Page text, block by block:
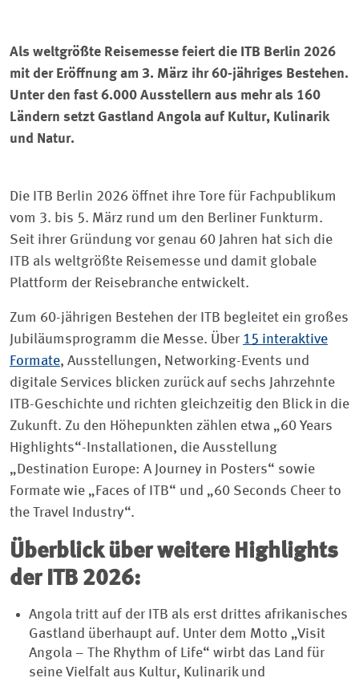
Als weltgrößte Reisemesse feiert die ITB Berlin 2026
mit der Eröffnung am 3. März ihr 60-jähriges Bestehen.
Unter den fast 6.000 Ausstellern aus mehr als 160
Ländern setzt Gastland Angola auf Kultur, Kulinarik
und Natur.
Die ITB Berlin 2026 öffnet ihre Tore für Fachpublikum
vom 3. bis 5. März rund um den Berliner Funkturm.
Seit ihrer Gründung vor genau 60 Jahren hat sich die
ITB als weltgrößte Reisemesse und damit globale
Plattform der Reisebranche entwickelt.
Zum 60-jährigen Bestehen der ITB begleitet ein großes
Jubiläumsprogramm die Messe. Über 15 interaktive
Formate, Ausstellungen, Networking-Events und
digitale Services blicken zurück auf sechs Jahrzehnte
ITB-Geschichte und richten gleichzeitig den Blick in die
Zukunft. Zu den Höhepunkten zählen etwa „60 Years
Highlights“-Installationen, die Ausstellung
„Destination Europe: A Journey in Posters“ sowie
Formate wie „Faces of ITB“ und „60 Seconds Cheer to
the Travel Industry“.
Überblick über weitere Highlights
der ITB 2026:
Angola tritt auf der ITB als erst drittes afrikanisches
Gastland überhaupt auf. Unter dem Motto „Visit
Angola – The Rhythm of Life“ wirbt das Land für
seine Vielfalt aus Kultur, Kulinarik und